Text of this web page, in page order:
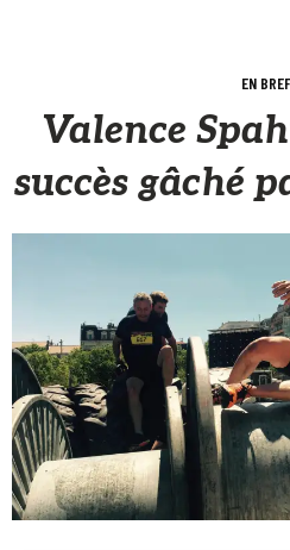
EN BREF
Valence
succès gâché